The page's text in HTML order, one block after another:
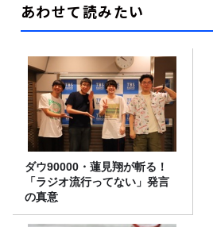
あわせて読みたい
ダウ90000・蓮見翔が斬る！
「ラジオ流行ってない」発言
の真意